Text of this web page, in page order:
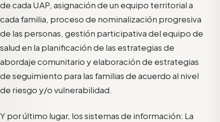
de cada UAP, asignación de un equipo territorial a
cada familia, proceso de nominalización progresiva
de las personas, gestión participativa del equipo de
salud en la planificación de las estrategias de
abordaje comunitario y elaboración de estrategias
de seguimiento para las familias de acuerdo al nivel
de riesgo y/o vulnerabilidad.
Y por último lugar, los sistemas de información: La